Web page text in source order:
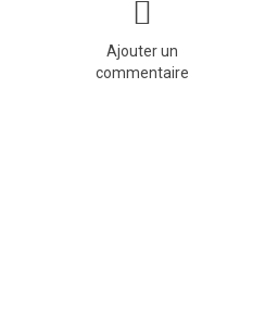
Ajouter un
commentaire